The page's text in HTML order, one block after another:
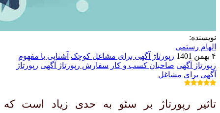
نویسنده:
الهام رستمی
۴ بهمن 1401
رپورتاژ آگهی برای مشاغل کوچک آشنایی با مفهوم
رپورتاژ آگهی صاحبان کسب و کار سفارش رپورتاژ آگهی رپورتاژ
آگهی برای مشاغل
تاثیر رپورتاژ بر سئو به حدی زیاد است که